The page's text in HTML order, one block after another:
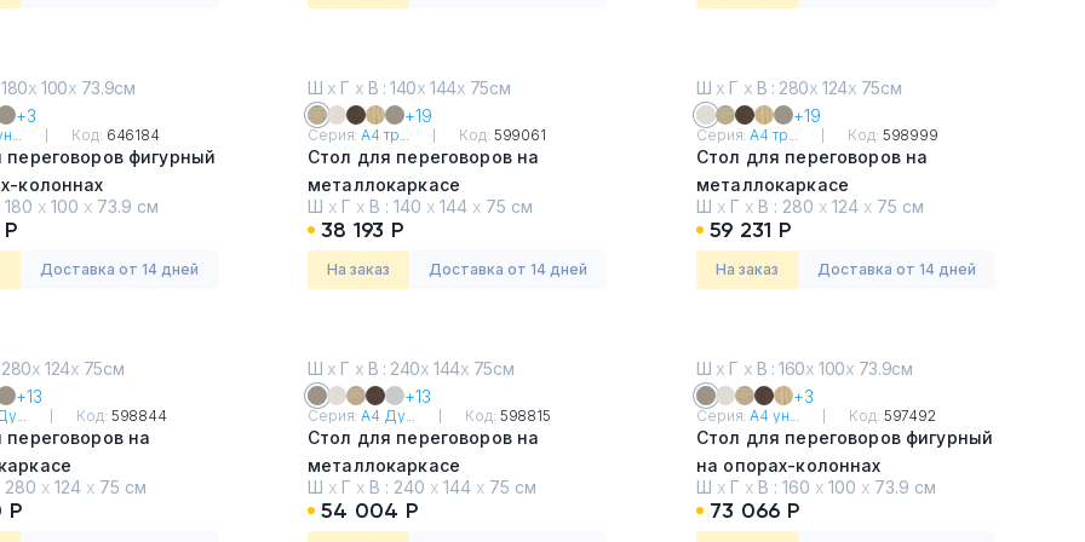
х 100х 73.9см
+3
Код: 646184
переговоров фигурный
колоннах
дуб
180 х 100 х 73.9 см
Р
Доставка от 14 дней
Ш х Г х В : 140х 144х 75см
+19
Серия:А4 тр... Код: 599061
Стол для переговоров на
металлокаркасе
Дуб скандинавский
Ш х Г х В : 140 х 144 х 75 см
38 193 Р
На заказ Доставка от 14 дней
Ш х Г х В : 280х 124х 75см
+19
Серия:А4 тр... Код: 598999
Стол для переговоров на
металлокаркасе
Дуб Шамони
Ш х Г х В : 280 х 124 х 75 см
59 231 Р
На заказ Доставка от 14 дней
х 124х 75см
+13
Код: 598844
переговоров на
280 х 124 х 75 см
Р
Ш х Г х В : 240х 144х 75см
+13
Серия:А4 Ду... Код: 598815
Стол для переговоров на
металлокаркасе
Мокко премиум
Ш х Г х В : 240 х 144 х 75 см
54 004 Р
Ш х Г х В : 160х 100х 73.9см
+3
Серия:А4 ун... Код: 597492
Стол для переговоров фигурный
на опорах-колоннах
Мокко премиум
Ш х Г х В : 160 х 100 х 73.9 см
73 066 Р